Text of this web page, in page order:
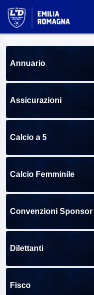
Annuario
Assicurazioni
Calcio a 5
Calcio Femminile
Convenzioni Sponsor
Dilettanti
Fisco